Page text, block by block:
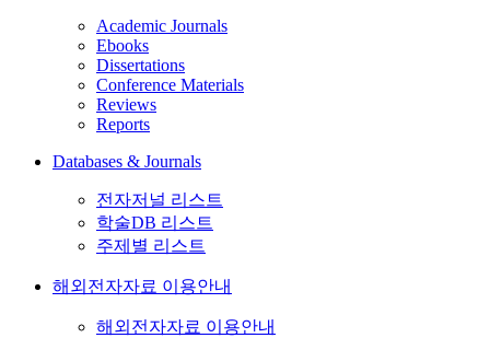
Academic Journals
Ebooks
Dissertations
Conference Materials
Reviews
Reports
Databases & Journals
전자저널 리스트
학술DB 리스트
주제별 리스트
해외전자자료 이용안내
해외전자자료 이용안내